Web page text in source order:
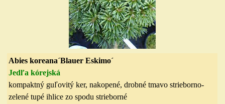
Abies koreana´Blauer Eskimo´
Jedľa kórejská
kompaktný guľovitý ker, nakopené, drobné tmavo strieborno-
zelené tupé ihlice zo spodu strieborné